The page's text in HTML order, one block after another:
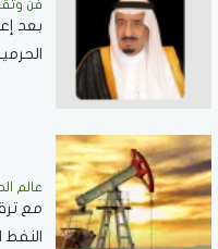
فن
بعد
عالم
مع
النفط